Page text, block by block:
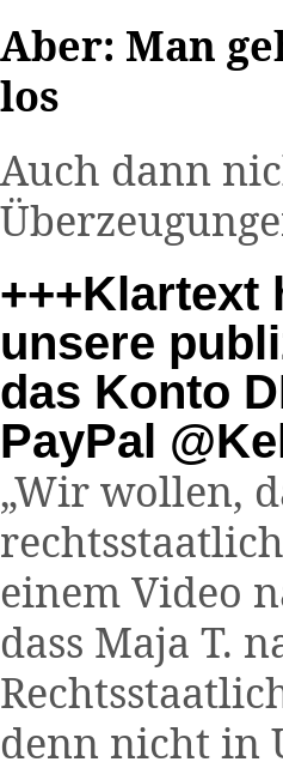
Aber: Man
los
Auch dann
+++Klartext
unsere
das Konto
PayPal
„Wir wollen,
einem Video
dass Maja T.
denn nicht in